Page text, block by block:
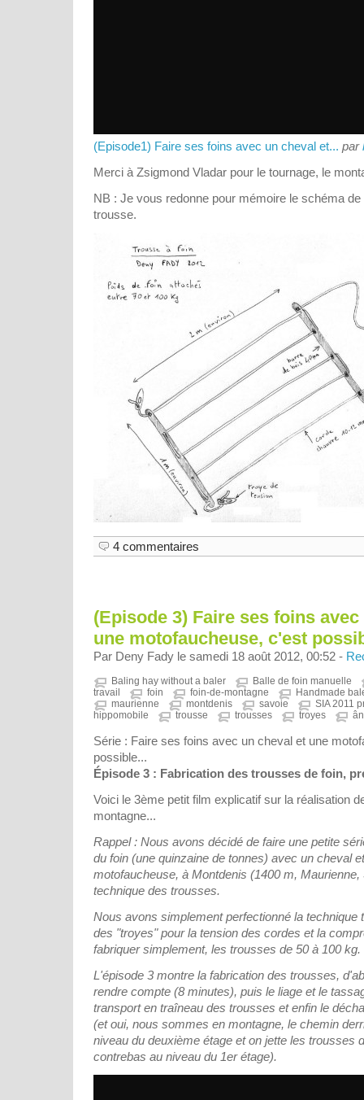
(Episode1) Faire ses foins avec un cheval et... par
Merci à Zsigmond Vladar pour le tournage, le
NB : Je vous redonne pour mémoire le schéma
trousse.
4 commentaires
(Episode 3) Faire ses foins
une motofaucheuse, c'est
Par Deny Fady le samedi 18 août 2012, 00:52 -
Baling hay without a baler
Balle de foin manuelle
travail
foin foin-de-montagne
Handmade
maurienne
montdenis savoie
SIA 2011
hippomobile
trousse trousses troyes
Série : Faire ses foins avec un cheval et une
possible...
Épisode 3 : Fabrication des trousses de foin,
Voici le 3ème petit film explicatif sur la réalisation
montagne...
Rappel : Nous avons décidé de faire une petite
du foin (une quinzaine de tonnes) avec un cheval
motofaucheuse, à Montdenis (1400 m, Maurienne,
technique des trousses.
Nous avons simplement perfectionné la technique
des "troyes" pour la tension des cordes et la
fabriquer simplement, les trousses de 50 à 100 kg.
L'épisode 3 montre la fabrication des trousses,
rendre compte (8 minutes), puis le liage et le
transport en traîneau des trousses et enfin le
(et oui, nous sommes en montagne, le chemin
niveau du deuxième étage et on jette les trousses
contrebas au niveau du 1er étage).